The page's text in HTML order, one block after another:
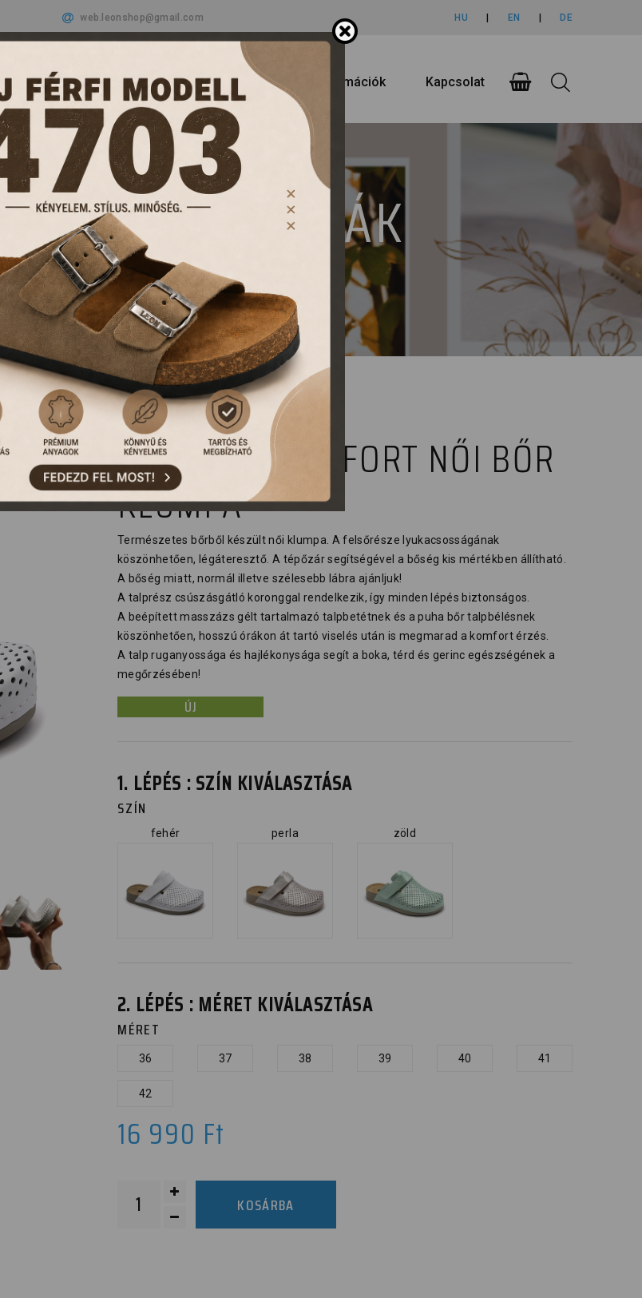
web.leonshop@gmail.com HU EN DE
Termékeink Aktualitások Vásárlási információk Kapcsolat
ÉS KLUMPÁK
500 LEON COMFORT NŐI BŐR
KLUMPA
Természetes bőrből készült női klumpa. A felsőrésze lyukacsosságának
köszönhetően, légáteresztő. A tépőzár segítségével a bőség kis mértékben állítható.
A bőség miatt, normál illetve szélesebb lábra ajánljuk!
A talprész csúszásgátló koronggal rendelkezik, így minden lépés biztonságos.
A beépített masszázs gélt tartalmazó talpbetétnek és a puha bőr talpbélésnek
köszönhetően, hosszú órákon át tartó viselés után is megmarad a komfort érzés.
A talp ruganyossága és hajlékonysága segít a boka, térd és gerinc egészségének a
megőrzésében!
ÚJ
1. LÉPÉS : SZÍN KIVÁLASZTÁSA
SZÍN
fehér perla zöld
2. LÉPÉS : MÉRET KIVÁLASZTÁSA
MÉRET
36 37 38 39 40 41
42
16 990 Ft
KOSÁRBA